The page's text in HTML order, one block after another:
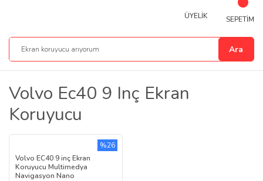
Ara
ÜYELİK SEPETİM
Volvo Ec40 9 Inç Ekran
Koruyucu
Volvo EC40 9 inç Ekran
Koruyucu Multimedya
Navigasyon Nano
%26